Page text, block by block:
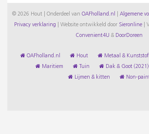
© 2026 Hout | Onderdeel van OAFholland.nl Algemene
Privacy verklaring Website ontwikkeld door Sieronline
Convenient4U & DoorDoreen
OAFholland.nl Hout Metaal & Kunststof
Maritiem Tuin Dak & Goot (2021)
Lijmen & kitten Non-